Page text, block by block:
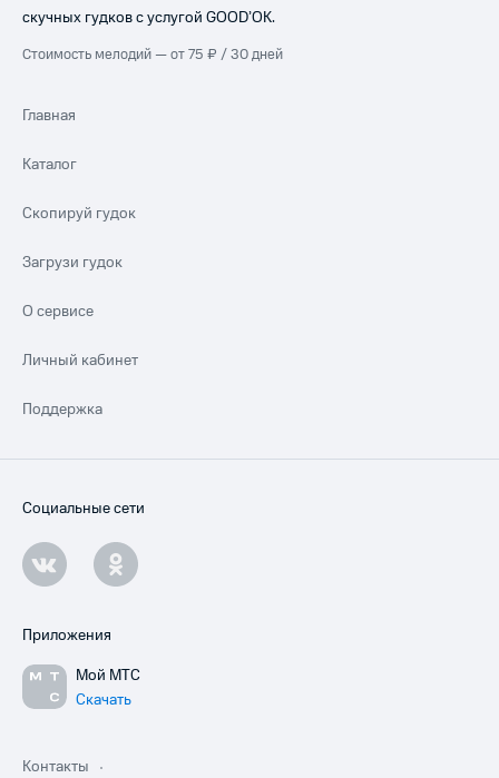
скучных гудков с услугой GOOD’OK.
Стоимость мелодий — от 75 ₽ / 30 дней
Главная
Каталог
Скопируй гудок
Загрузи гудок
О сервисе
Личный кабинет
Поддержка
Социальные сети
Приложения
Мой МТС
Скачать
Контакты